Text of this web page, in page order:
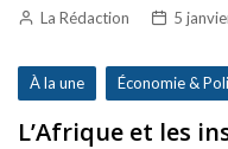
La Rédaction 5
À la une Économie &
L’Afrique et les